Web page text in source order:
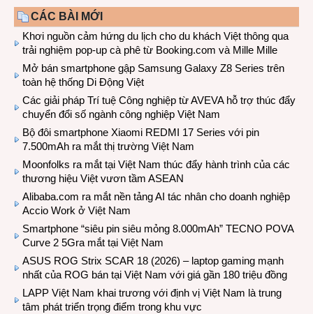
CÁC BÀI MỚI
Khơi nguồn cảm hứng du lịch cho du khách Việt thông qua
trải nghiệm pop-up cà phê từ Booking.com và Mille Mille
Mở bán smartphone gập Samsung Galaxy Z8 Series trên
toàn hệ thống Di Động Việt
Các giải pháp Trí tuệ Công nghiệp từ AVEVA hỗ trợ thúc đẩy
chuyển đổi số ngành công nghiệp Việt Nam
Bộ đôi smartphone Xiaomi REDMI 17 Series với pin
7.500mAh ra mắt thị trường Việt Nam
Moonfolks ra mắt tại Việt Nam thúc đẩy hành trình của các
thương hiệu Việt vươn tầm ASEAN
Alibaba.com ra mắt nền tảng AI tác nhân cho doanh nghiệp
Accio Work ở Việt Nam
Smartphone “siêu pin siêu mỏng 8.000mAh” TECNO POVA
Curve 2 5Gra mắt tại Việt Nam
ASUS ROG Strix SCAR 18 (2026) – laptop gaming mạnh
nhất của ROG bán tại Việt Nam với giá gần 180 triệu đồng
LAPP Việt Nam khai trương với định vị Việt Nam là trung
tâm phát triển trọng điểm trong khu vực